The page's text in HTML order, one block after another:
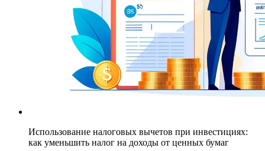
Использование налоговых вычетов при инвестициях:
как уменьшить налог на доходы от ценных бумаг